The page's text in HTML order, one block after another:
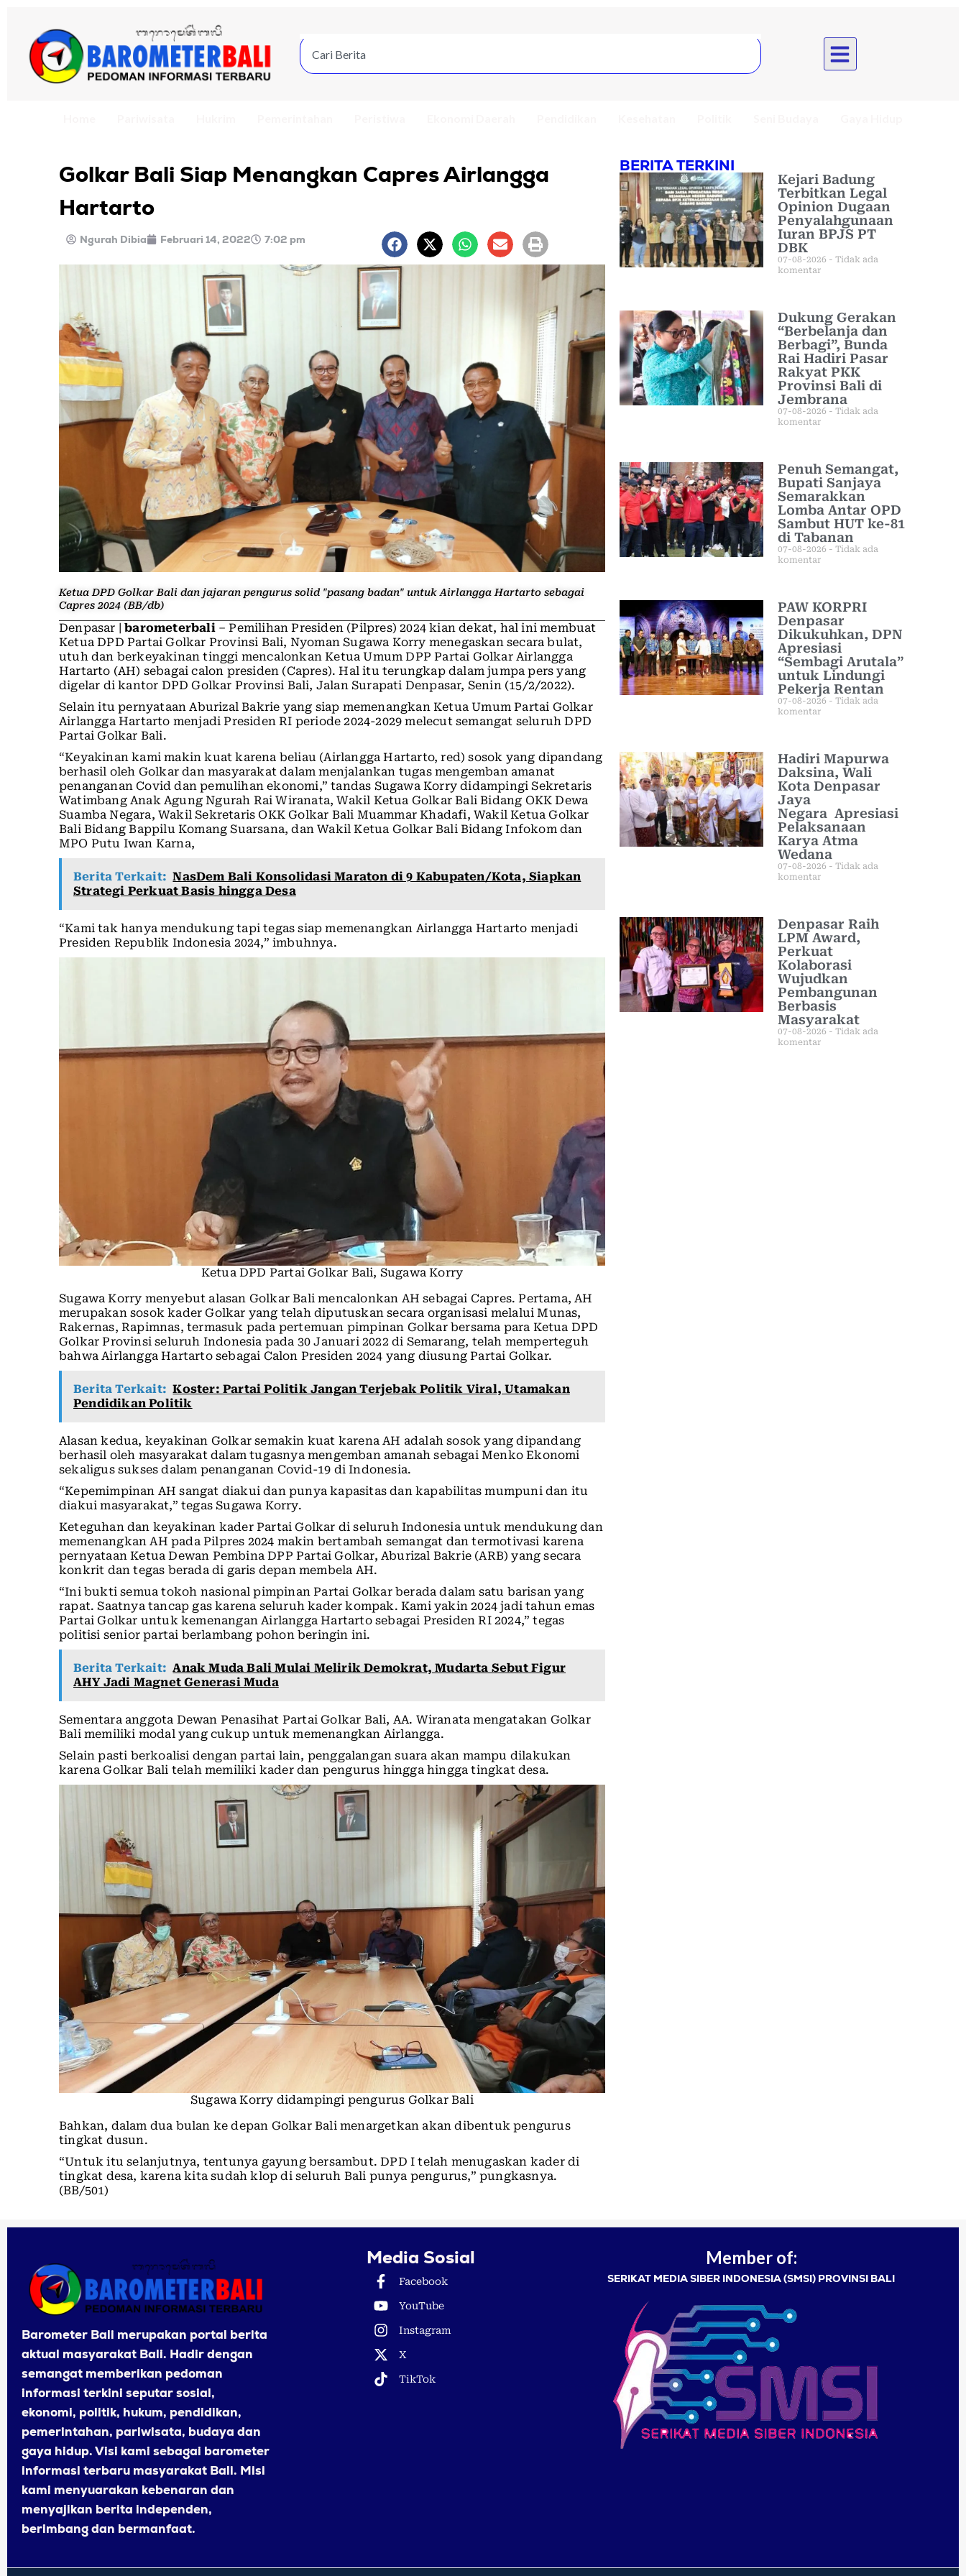
Golkar Bali Siap Menangkan Capres Airlangga
Hartarto
Ngurah Dibia Februari 14, 2022 7:02 pm
Ketua DPD Golkar Bali dan jajaran pengurus solid "pasang badan" untuk Airlangga Hartarto sebagai
Capres 2024 (BB/db)
Denpasar |barometerbali – Pemilihan Presiden (Pilpres) 2024 kian dekat, hal ini membuat
Ketua DPD Partai Golkar Provinsi Bali, Nyoman Sugawa Korry menegaskan secara bulat,
utuh dan berkeyakinan tinggi mencalonkan Ketua Umum DPP Partai Golkar Airlangga
Hartarto (AH) sebagai calon presiden (Capres). Hal itu terungkap dalam jumpa pers yang
digelar di kantor DPD Golkar Provinsi Bali, Jalan Surapati Denpasar, Senin (15/2/2022).
Selain itu pernyataan Aburizal Bakrie yang siap memenangkan Ketua Umum Partai Golkar
Airlangga Hartarto menjadi Presiden RI periode 2024-2029 melecut semangat seluruh DPD
Partai Golkar Bali.
“Keyakinan kami makin kuat karena beliau (Airlangga Hartarto, red) sosok yang dipandang
berhasil oleh Golkar dan masyarakat dalam menjalankan tugas mengemban amanat
penanganan Covid dan pemulihan ekonomi,” tandas Sugawa Korry didampingi Sekretaris
Watimbang Anak Agung Ngurah Rai Wiranata, Wakil Ketua Golkar Bali Bidang OKK Dewa
Suamba Negara, Wakil Sekretaris OKK Golkar Bali Muammar Khadafi, Wakil Ketua Golkar
Bali Bidang Bappilu Komang Suarsana, dan Wakil Ketua Golkar Bali Bidang Infokom dan
MPO Putu Iwan Karna,
Berita Terkait: NasDem Bali Konsolidasi Maraton di 9 Kabupaten/Kota, Siapkan
Strategi Perkuat Basis hingga Desa
“Kami tak hanya mendukung tapi tegas siap memenangkan Airlangga Hartarto menjadi
Presiden Republik Indonesia 2024,” imbuhnya.
Ketua DPD Partai Golkar Bali, Sugawa Korry
Sugawa Korry menyebut alasan Golkar Bali mencalonkan AH sebagai Capres. Pertama, AH
merupakan sosok kader Golkar yang telah diputuskan secara organisasi melalui Munas,
Rakernas, Rapimnas, termasuk pada pertemuan pimpinan Golkar bersama para Ketua DPD
Golkar Provinsi seluruh Indonesia pada 30 Januari 2022 di Semarang, telah memperteguh
bahwa Airlangga Hartarto sebagai Calon Presiden 2024 yang diusung Partai Golkar.
Berita Terkait: Koster: Partai Politik Jangan Terjebak Politik Viral, Utamakan
Pendidikan Politik
Alasan kedua, keyakinan Golkar semakin kuat karena AH adalah sosok yang dipandang
berhasil oleh masyarakat dalam tugasnya mengemban amanah sebagai Menko Ekonomi
sekaligus sukses dalam penanganan Covid-19 di Indonesia.
“Kepemimpinan AH sangat diakui dan punya kapasitas dan kapabilitas mumpuni dan itu
diakui masyarakat,” tegas Sugawa Korry.
Keteguhan dan keyakinan kader Partai Golkar di seluruh Indonesia untuk mendukung dan
memenangkan AH pada Pilpres 2024 makin bertambah semangat dan termotivasi karena
pernyataan Ketua Dewan Pembina DPP Partai Golkar, Aburizal Bakrie (ARB) yang secara
konkrit dan tegas berada di garis depan membela AH.
“Ini bukti semua tokoh nasional pimpinan Partai Golkar berada dalam satu barisan yang
rapat. Saatnya tancap gas karena seluruh kader kompak. Kami yakin 2024 jadi tahun emas
Partai Golkar untuk kemenangan Airlangga Hartarto sebagai Presiden RI 2024,” tegas
politisi senior partai berlambang pohon beringin ini.
Berita Terkait: Anak Muda Bali Mulai Melirik Demokrat, Mudarta Sebut Figur
AHY Jadi Magnet Generasi Muda
Sementara anggota Dewan Penasihat Partai Golkar Bali, AA. Wiranata mengatakan Golkar
Bali memiliki modal yang cukup untuk memenangkan Airlangga.
Selain pasti berkoalisi dengan partai lain, penggalangan suara akan mampu dilakukan
karena Golkar Bali telah memiliki kader dan pengurus hingga hingga tingkat desa.
Sugawa Korry didampingi pengurus Golkar Bali
Bahkan, dalam dua bulan ke depan Golkar Bali menargetkan akan dibentuk pengurus
tingkat dusun.
“Untuk itu selanjutnya, tentunya gayung bersambut. DPD I telah menugaskan kader di
tingkat desa, karena kita sudah klop di seluruh Bali punya pengurus,” pungkasnya.
(BB/501)
BERITA TERKINI
Kejari Badung
Terbitkan Legal
Opinion Dugaan
Penyalahgunaan
Iuran BPJS PT
DBK
07-08-2026
Tidak ada
komentar
Dukung Gerakan
“Berbelanja dan
Berbagi”, Bunda
Rai Hadiri Pasar
Rakyat PKK
Provinsi Bali di
Jembrana
07-08-2026
Tidak ada
komentar
Penuh Semangat,
Bupati Sanjaya
Semarakkan
Lomba Antar OPD
Sambut HUT ke-81
di Tabanan
07-08-2026
Tidak ada
komentar
PAW KORPRI
Denpasar
Dikukuhkan, DPN
Apresiasi
“Sembagi Arutala”
untuk Lindungi
Pekerja Rentan
07-08-2026
Tidak ada
komentar
Hadiri Mapurwa
Daksina, Wali
Kota Denpasar
Jaya
Negara Apresiasi
Pelaksanaan
Karya Atma
Wedana
07-08-2026
Tidak ada
komentar
Denpasar Raih
LPM Award,
Perkuat
Kolaborasi
Wujudkan
Pembangunan
Berbasis
Masyarakat
07-08-2026
Tidak ada
komentar
Barometer Bali merupakan portal berita
aktual masyarakat Bali. Hadir dengan
semangat memberikan pedoman
informasi terkini seputar sosial,
ekonomi, politik, hukum, pendidikan,
pemerintahan, pariwisata, budaya dan
gaya hidup. Visi kami sebagai barometer
informasi terbaru masyarakat Bali. Misi
kami menyuarakan kebenaran dan
menyajikan berita independen,
berimbang dan bermanfaat.
Media Sosial
Facebook
YouTube
Instagram
X
TikTok
Member of:
SERIKAT MEDIA SIBER INDONESIA (SMSI) PROVINSI BALI